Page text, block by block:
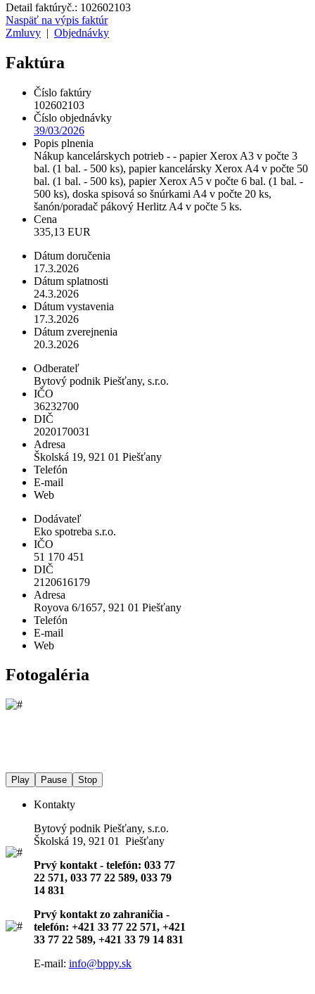
Detail faktúryč.: 102602103
Naspäť na výpis faktúr
Zmluvy | Objednávky
Faktúra
Číslo faktúry
102602103
Číslo objednávky
39/03/2026
Popis plnenia
Nákup kancelárskych potrieb - - papier Xerox A3 v počte 3
bal. (1 bal. - 500 ks), papier kancelársky Xerox A4 v počte 50
bal. (1 bal. - 500 ks), papier Xerox A5 v počte 6 bal. (1 bal. -
500 ks), doska spisová so šnúrkami A4 v počte 20 ks,
šanón/poradač pákový Herlitz A4 v počte 5 ks.
Cena
335,13 EUR
Dátum doručenia
17.3.2026
Dátum splatnosti
24.3.2026
Dátum vystavenia
17.3.2026
Dátum zverejnenia
20.3.2026
Odberateľ
Bytový podnik Piešťany, s.r.o.
IČO
36232700
DIČ
2020170031
Adresa
Školská 19, 921 01 Piešťany
Telefón
E-mail
Web
Dodávateľ
Eko spotreba s.r.o.
IČO
51 170 451
DIČ
2120616179
Adresa
Royova 6/1657, 921 01 Piešťany
Telefón
E-mail
Web
Fotogaléria
Play Pause Stop
Kontakty
Bytový podnik Piešťany, s.r.o.
Školská 19, 921 01 Piešťany
Prvý kontakt - telefón: 033 77
22 571, 033 77 22 589, 033 79
14 831
Prvý kontakt zo zahraničia -
telefón: +421 33 77 22 571, +421
33 77 22 589, +421 33 79 14 831
E-mail: info@bppy.sk